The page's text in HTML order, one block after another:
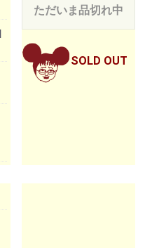
ただいま品切れ中
SOLD OUT